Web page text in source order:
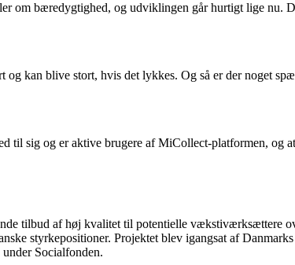
om bæredygtighed, og udviklingen går hurtigt lige nu.
kan blive stort, hvis det lykkes. Og så er der noget
til sig og er aktive brugere af MiCollect-platformen, og
tilbud af høj kvalitet til potentielle vækstiværksættere
styrkepositioner. Projektet blev igangsat af
Socialfonden.